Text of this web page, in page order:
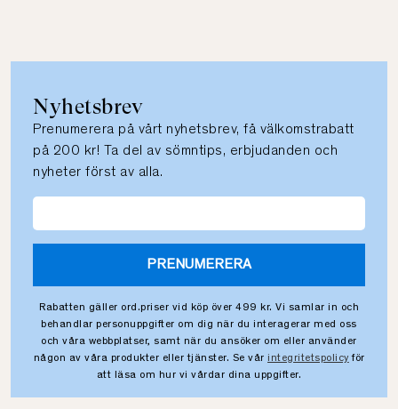
Nyhetsbrev
Prenumerera på vårt nyhetsbrev, få välkomstrabatt
på 200 kr! Ta del av sömntips, erbjudanden och
nyheter först av alla.
PRENUMERERA
Rabatten gäller ord.priser vid köp över 499 kr. Vi samlar in och
behandlar personuppgifter om dig när du interagerar med oss
och våra webbplatser, samt när du ansöker om eller använder
någon av våra produkter eller tjänster. Se vår integritetspolicy för
att läsa om hur vi vårdar dina uppgifter.